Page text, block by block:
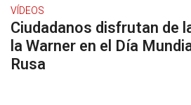
VÍDEOS
Ciudadanos disfrutan de
la Warner en el Día
Rusa